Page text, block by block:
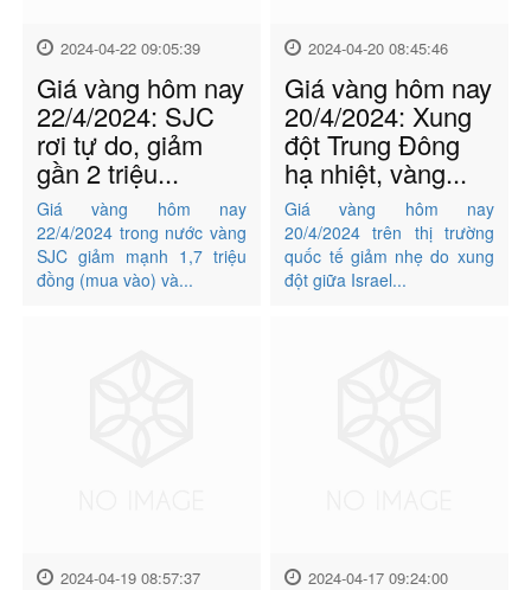
2024-04-22 09:05:39
Giá vàng hôm nay
22/4/2024: SJC
rơi tự do, giảm
gần 2 triệu...
Giá vàng hôm nay
22/4/2024 trong nước vàng
SJC giảm mạnh 1,7 triệu
đồng (mua vào) và...
2024-04-20 08:45:46
Giá vàng hôm nay
20/4/2024: Xung
đột Trung Đông
hạ nhiệt, vàng...
Giá vàng hôm nay
20/4/2024 trên thị trường
quốc tế giảm nhẹ do xung
đột giữa Israel...
2024-04-19 08:57:37 2024-04-17 09:24:00